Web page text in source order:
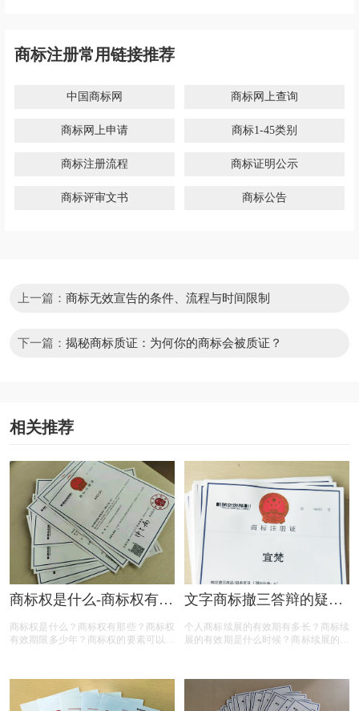
商标注册常用链接推荐
中国商标网 商标网上查询
商标网上申请 商标1-45类别
商标注册流程 商标证明公示
商标评审文书 商标公告
上一篇： 商标无效宣告的条件、流程与时间限制
下一篇： 揭秘商标质证：为何你的商标会被质证？
相关推荐
商标权是什么-商标权有哪
商标权是什么？商标权有那些？商标权
有效期限多少年？商标权的要素可以有
望对各位商标注册老板有帮助
文字商标撤三答辩的疑问
个人商标续展的有效期有多长？商标续
展的有效期是什么时候？商标续展的费
么？商标续展的类型有哪些？商标续展
有什么种类？什么情况下需要进行商标
续展？商标续展的目的是什么？